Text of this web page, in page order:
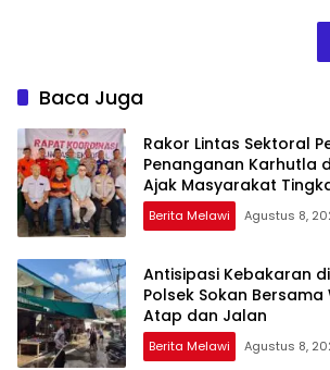
Baca Juga
Rakor Lintas Sektoral
Penanganan Karhutla
Ajak Masyarakat
Kewaspadaan
Berita Melawi Agustus 8,
Antisipasi Kebakaran
Polsek Sokan
Atap dan Jalan
Berita Melawi Agustus 8,